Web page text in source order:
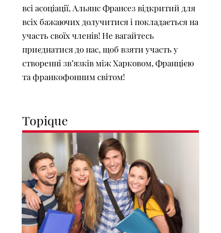
всі асоціації, Альянс Франсез відкритий для
всіх бажаючих долучитися і покладається на
участь своїх членів! Не вагайтесь
приєднатися до нас, щоб взяти участь у
створенні зв’язків між Харковом, Францією
та франкофонним світом!
Topique